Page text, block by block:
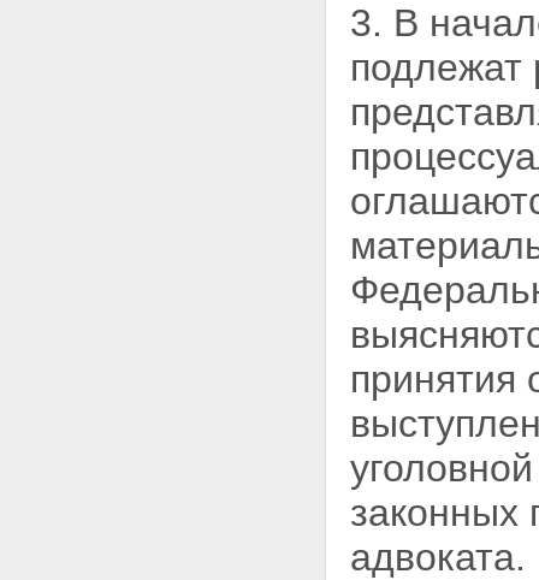
3. В
подлежат
принятия
законных
адвоката.